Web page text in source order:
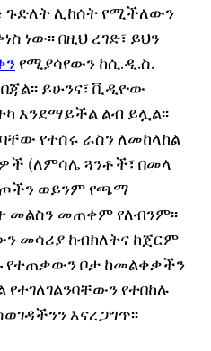
ጉድለት ሊከሰት የሚችለውን
ነው፡፡ በዚህ ረገድ፣ ይህን
የሚያሳየውን ከሲ.ዲ.ስ.
ይሁንና፣ ቪዲዮው
እንደማይችል ልብ ይሏል፡፡
የተሰሩ ራስን ለመከላከል
(ለምሳሌ ጓንቶች፣ በመላ
ወይንም የጫማ
መጠቀም የለብንም፡፡
መሳሪያ ከብክለትና ከጀርም
የተጠቃውን ቦታ ከመልቀቃችን
የተበከሉ
እናረጋግጥ፡፡